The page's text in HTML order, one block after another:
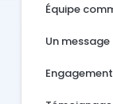
Équipe
Un